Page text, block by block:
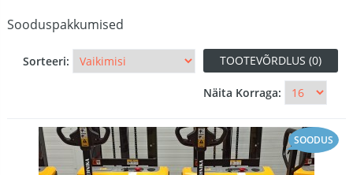
Sooduspakkumised
TOOTEVÕRDLUS (0)
Sorteeri:
Näita Korraga:
SOODUS